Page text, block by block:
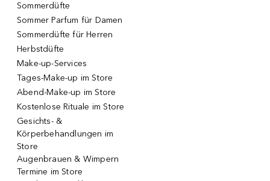
Sommerdüfte
Sommer Parfum für Damen
Sommerdüfte für Herren
Herbstdüfte
Make-up-Services
Tages-Make-up im Store
Abend-Make-up im Store
Kostenlose Rituale im Store
Gesichts- &
Körperbehandlungen im
Store
Augenbrauen & Wimpern
Termine im Store